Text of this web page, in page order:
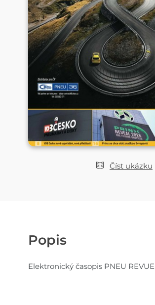
Číst ukázku
Popis
Elektronický časopis PNEU REVUE